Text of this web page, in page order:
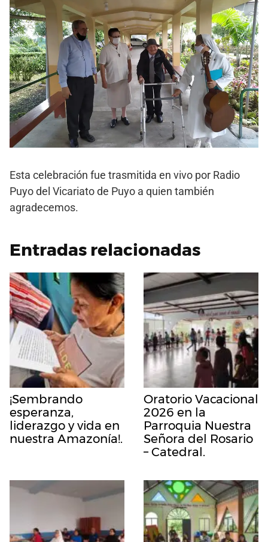
Esta celebración fue trasmitida en vivo por Radio
Puyo del Vicariato de Puyo a quien también
agradecemos.
Entradas relacionadas
¡Sembrando
esperanza,
liderazgo y vida en
nuestra Amazonía!.
Oratorio Vacacional
2026 en la
Parroquia Nuestra
Señora del Rosario
– Catedral.